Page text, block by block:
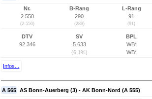
Nr.
2.550
(2.550)
B-Rang
290
(289)
L-Rang
91
(91)
DTV
92.346
SV
5.633
(6,1%)
BPL
WB*
WB*
Infos...
A 565 AS Bonn-Auerberg (3) - AK Bonn-Nord (A 555)